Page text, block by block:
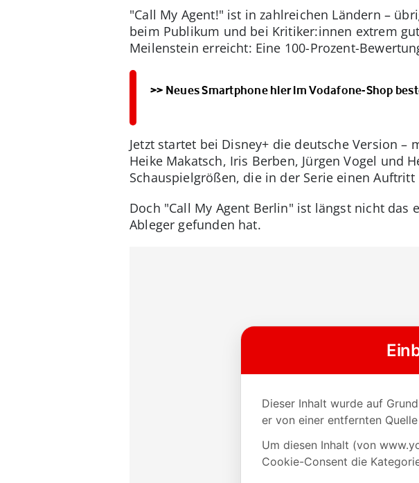
"Call My Agent!" ist in zahlreichen Ländern –
beim Publikum und bei Kritiker:innen extrem
Meilenstein erreicht: Eine 100-Prozent-
>> Neues Smartphone hier im Vodafone-Shop
Jetzt startet bei Disney+ die deutsche Version
Heike Makatsch, Iris Berben, Jürgen Vogel und
Schauspielgrößen, die in der Serie einen
Doch "Call My Agent Berlin" ist längst nicht das
Ableger gefunden hat.